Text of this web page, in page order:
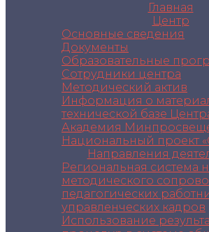
Главная
Центр
Основные сведения
Документы
Образовательные
Сотрудники центра
Методический актив
Информация о
технической базе
Академия
Национальный проект
Направления
Региональная система
методического
педагогических
управленческих кадров
Использование